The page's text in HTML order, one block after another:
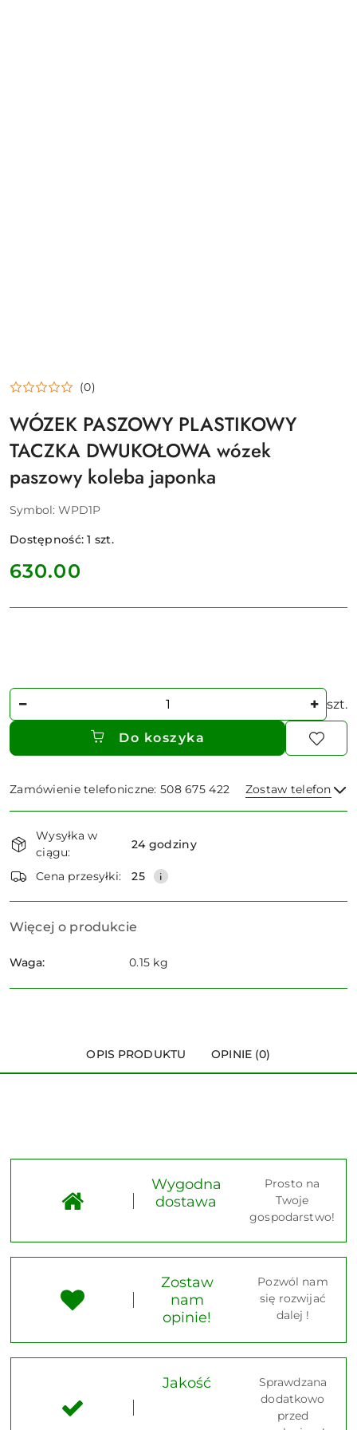
(0)
WÓZEK PASZOWY PLASTIKOWY
TACZKA DWUKOŁOWA wózek
paszowy koleba japonka
Symbol: WPD1P
Dostępność:1 szt.
cena:
630.00
Ilość szt.
Do koszyka
Zamówienie telefoniczne: 508 675 422 Zostaw telefon
i
dostawa
Wysyłka w
ciągu:
24 godziny
Cena przesyłki: 25
Więcej o produkcie
Waga: 0.15 kg
OPIS PRODUKTU OPINIE (0)
Wygodna
dostawa
Prosto na
Twoje
gospodarstwo!
Zostaw
nam
opinie!
Pozwól nam
się rozwijać
dalej !
Jakość
Sprawdzana
dodatkowo
przed